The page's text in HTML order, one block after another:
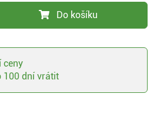
Do košíku
ceny
100 dní vrátit